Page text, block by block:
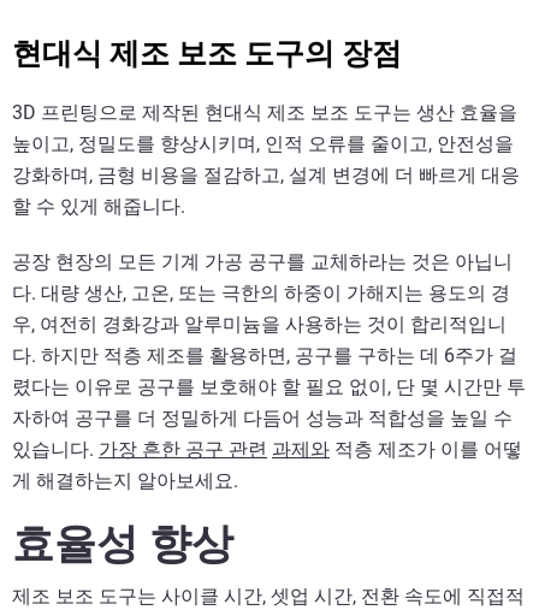
현대식 제조 보조 도구의 장점
3D 프린팅으로 제작된 현대식 제조 보조 도구는 생산 효율을
높이고, 정밀도를 향상시키며, 인적 오류를 줄이고, 안전성을
강화하며, 금형 비용을 절감하고, 설계 변경에 더 빠르게 대응
할 수 있게 해줍니다.
공장 현장의 모든 기계 가공 공구를 교체하라는 것은 아닙니
다. 대량 생산, 고온, 또는 극한의 하중이 가해지는 용도의 경
우, 여전히 경화강과 알루미늄을 사용하는 것이 합리적입니
다. 하지만 적층 제조를 활용하면, 공구를 구하는 데 6주가 걸
렸다는 이유로 공구를 보호해야 할 필요 없이, 단 몇 시간만 투
자하여 공구를 더 정밀하게 다듬어 성능과 적합성을 높일 수
있습니다. 가장 흔한 공구 관련 과제와 적층 제조가 이를 어떻
게 해결하는지 알아보세요.
효율성 향상
제조 보조 도구는 사이클 시간, 셋업 시간, 전환 속도에 직접적